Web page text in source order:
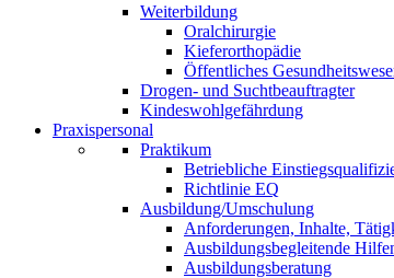
Weiterbildung
Oralchirurgie
Kieferorthopädie
Öffentliches
Drogen- und Suchtbeauftragter
Kindeswohlgefährdung
Praxispersonal
Praktikum
Betriebliche
Richtlinie EQ
Ausbildung/Umschulung
Anforderungen, Inhalte,
Ausbildungsbegleitende
Ausbildungsberatung